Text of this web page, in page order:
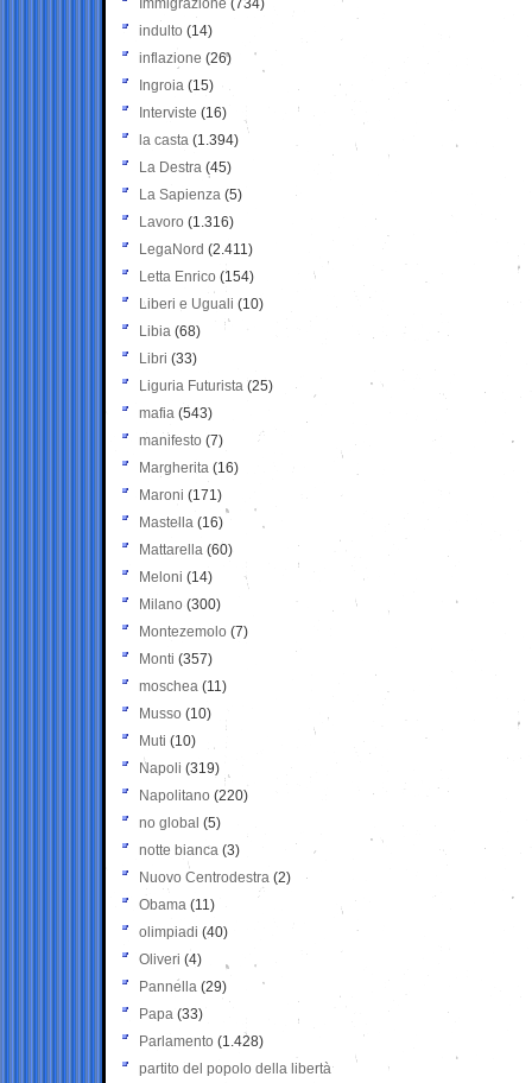
Immigrazione (734)
indulto (14)
inflazione (26)
Ingroia (15)
Interviste (16)
la casta (1.394)
La Destra (45)
La Sapienza (5)
Lavoro (1.316)
LegaNord (2.411)
Letta Enrico (154)
Liberi e Uguali (10)
Libia (68)
Libri (33)
Liguria Futurista (25)
mafia (543)
manifesto (7)
Margherita (16)
Maroni (171)
Mastella (16)
Mattarella (60)
Meloni (14)
Milano (300)
Montezemolo (7)
Monti (357)
moschea (11)
Musso (10)
Muti (10)
Napoli (319)
Napolitano (220)
no global (5)
notte bianca (3)
Nuovo Centrodestra (2)
Obama (11)
olimpiadi (40)
Oliveri (4)
Pannella (29)
Papa (33)
Parlamento (1.428)
partito del popolo della libertà